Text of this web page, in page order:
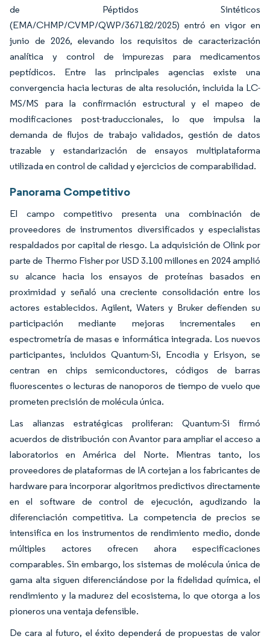
de Péptidos Sintéticos
(EMA/CHMP/CVMP/QWP/367182/2025) entró en vigor en
junio de 2026, elevando los requisitos de caracterización
analítica y control de impurezas para medicamentos
peptídicos. Entre las principales agencias existe una
convergencia hacia lecturas de alta resolución, incluida la LC-
MS/MS para la confirmación estructural y el mapeo de
modificaciones post-traduccionales, lo que impulsa la
demanda de flujos de trabajo validados, gestión de datos
trazable y estandarización de ensayos multiplataforma
utilizada en control de calidad y ejercicios de comparabilidad.
Panorama Competitivo
El campo competitivo presenta una combinación de
proveedores de instrumentos diversificados y especialistas
respaldados por capital de riesgo. La adquisición de Olink por
parte de Thermo Fisher por USD 3.100 millones en 2024 amplió
su alcance hacia los ensayos de proteínas basados en
proximidad y señaló una creciente consolidación entre los
actores establecidos. Agilent, Waters y Bruker defienden su
participación mediante mejoras incrementales en
espectrometría de masas e informática integrada. Los nuevos
participantes, incluidos Quantum-Si, Encodia y Erisyon, se
centran en chips semiconductores, códigos de barras
fluorescentes o lecturas de nanoporos de tiempo de vuelo que
prometen precisión de molécula única.
Las alianzas estratégicas proliferan: Quantum-Si firmó
acuerdos de distribución con Avantor para ampliar el acceso a
laboratorios en América del Norte. Mientras tanto, los
proveedores de plataformas de IA cortejan a los fabricantes de
hardware para incorporar algoritmos predictivos directamente
en el software de control de ejecución, agudizando la
diferenciación competitiva. La competencia de precios se
intensifica en los instrumentos de rendimiento medio, donde
múltiples actores ofrecen ahora especificaciones
comparables. Sin embargo, los sistemas de molécula única de
gama alta siguen diferenciándose por la fidelidad química, el
rendimiento y la madurez del ecosistema, lo que otorga a los
pioneros una ventaja defensible.
De cara al futuro, el éxito dependerá de propuestas de valor